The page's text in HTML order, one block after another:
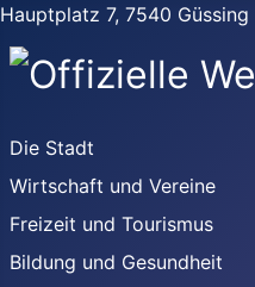
Hauptplatz 7, 7540 Güssing
Die Stadt
Wirtschaft und Vereine
Freizeit und Tourismus
Bildung und Gesundheit